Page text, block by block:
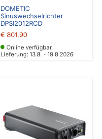
DOMETIC
Sinuswechselrichter
DPSI2012RCD
€ 801,90
Online verfügbar.
Lieferung: 13.8. - 19.8.2026